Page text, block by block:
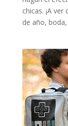
chicas. ¡A ver
de año,